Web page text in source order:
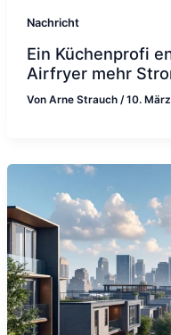
Nachricht
Ein Küchenprofi
Airfryer mehr
Von Arne Strauch /10.